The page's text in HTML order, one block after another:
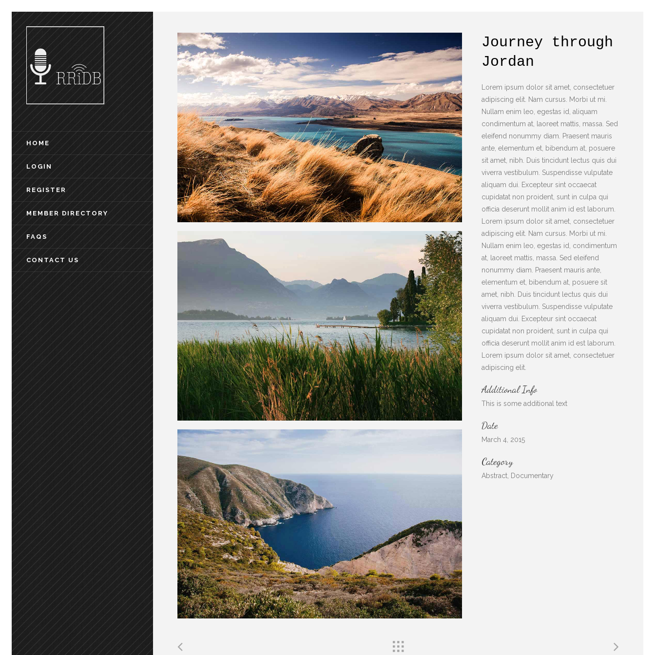
HOME
LOGIN
REGISTER
MEMBER DIRECTORY
FAQS
CONTACT US
Journey through
Jordan
Lorem ipsum dolor sit amet, consectetuer
adipiscing elit. Nam cursus. Morbi ut mi.
Nullam enim leo, egestas id, aliquam
condimentum at, laoreet mattis, massa. Sed
eleifend nonummy diam. Praesent mauris
ante, elementum et, bibendum at, posuere
sit amet, nibh. Duis tincidunt lectus quis dui
viverra vestibulum. Suspendisse vulputate
aliquam dui. Excepteur sint occaecat
cupidatat non proident, sunt in culpa qui
officia deserunt mollit anim id est laborum.
Lorem ipsum dolor sit amet, consectetuer
adipiscing elit. Nam cursus. Morbi ut mi.
Nullam enim leo, egestas id, condimentum
at, laoreet mattis, massa. Sed eleifend
nonummy diam. Praesent mauris ante,
elementum et, bibendum at, posuere sit
amet, nibh. Duis tincidunt lectus quis dui
viverra vestibulum. Suspendisse vulputate
aliquam dui. Excepteur sint occaecat
cupidatat non proident, sunt in culpa qui
officia deserunt mollit anim id est laborum.
Lorem ipsum dolor sit amet, consectetuer
adipiscing elit.
Additional Info
This is some additional text
Date
March 4, 2015
Category
Abstract, Documentary